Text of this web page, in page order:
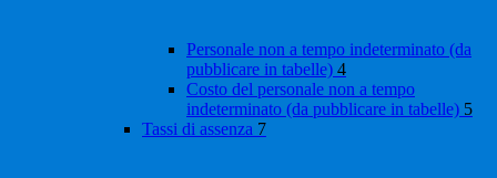
Personale non a tempo indeterminato (da
pubblicare in tabelle) 4
Costo del personale non a tempo
indeterminato (da pubblicare in tabelle) 5
Tassi di assenza 7